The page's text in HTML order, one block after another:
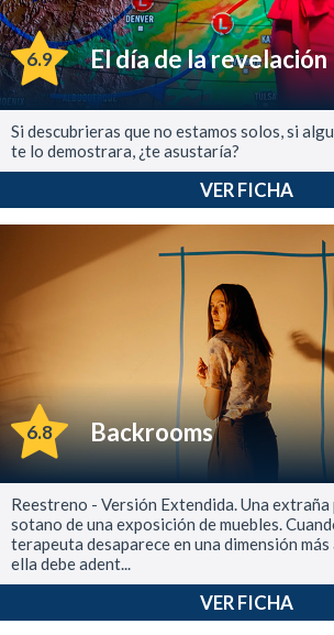
6.9 El día de la revelación
Si descubrieras que no estamos solos, si
te lo demostrara, ¿te asustaría?
VER FICHA
6.8 Backrooms
Reestreno - Versión Extendida. Una extraña
sotano de una exposición de muebles.
terapeuta desaparece en una dimensión
ella debe adent...
VER FICHA